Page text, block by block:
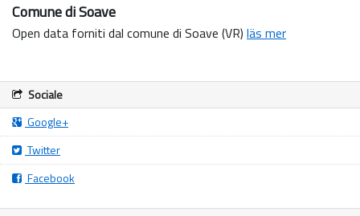
Comune di Soave
Open data forniti dal comune di Soave (VR) läs mer
Sociale
Google+
Twitter
Facebook